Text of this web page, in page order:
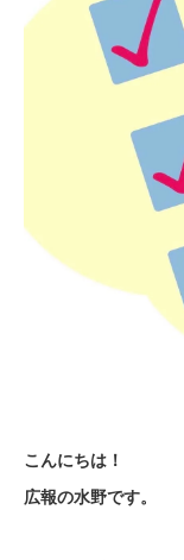
こんにちは！
広報の水野です。